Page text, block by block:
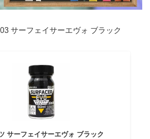
サーフェイサーエヴォ ブラック
サーフェイサーエヴォ ブラック